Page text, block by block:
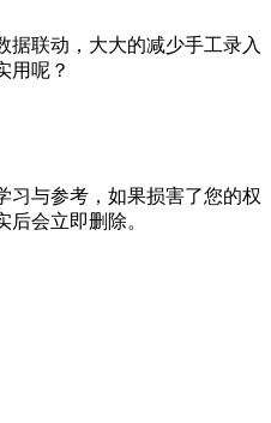
据联动，大大的减少手工录入
用呢？
习与参考，如果损害了您的权
会立即删除。